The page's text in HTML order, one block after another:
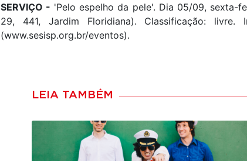
SERVIÇO - 'Pelo espelho da pele'. Dia 05/09, sexta-
29, 441, Jardim Floridiana). Classificação:
(www.sesisp.org.br/eventos).
LEIA TAMBÉM